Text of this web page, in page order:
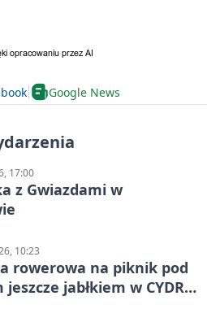
Google News
17:00
z Gwiazdami w
10:23
rowerowa na piknik pod
jabłkiem w CYDR